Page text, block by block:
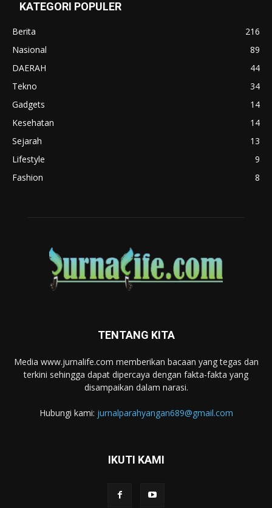
KATEGORI POPULER
Berita
216
Nasional
89
DAERAH
44
Tekno
34
Gadgets
14
Kesehatan
14
Sejarah
13
Lifestyle
9
Fashion
8
TENTANG KITA
Media www.jurnalife.com memberikan bacaan yang tegas dan
terkini sehingga dapat dipercaya dengan fakta-fakta yang
disampaikan dalam narasi.
Hubungi kami: jurnalparahyangan689@gmail.com
IKUTI KAMI